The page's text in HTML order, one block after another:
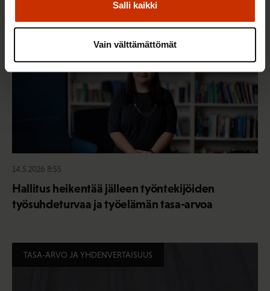
Salli kaikki
Vain välttämättömät
TASA-ARVO JA YHDENVERTAISUUS
14.5.2026 8:55
Hallitus heikentää jälleen työntekijöiden
työsuhdeturvaa ja työelämän tasa-arvoa
TASA-ARVO JA YHDENVERTAISUUS